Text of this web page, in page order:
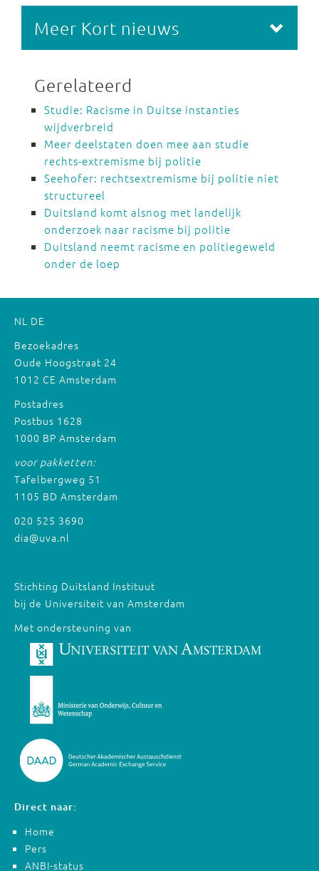
Meer Kort nieuws
Gerelateerd
Studie: Racisme in Duitse instanties
wijdverbreid
Meer deelstaten doen mee aan studie
rechts-extremisme bij politie
Seehofer: rechtsextremisme bij politie niet
structureel
Duitsland komt alsnog met landelijk
onderzoek naar racisme bij politie
Duitsland neemt racisme en politiegeweld
onder de loep
NL DE
Bezoekadres
Oude Hoogstraat 24
1012 CE Amsterdam
Postadres
Postbus 1628
1000 BP Amsterdam
voor pakketten:
Tafelbergweg 51
1105 BD Amsterdam
020 525 3690
dia@uva.nl
Stichting Duitsland Instituut
bij de Universiteit van Amsterdam
Met ondersteuning van
Direct naar:
Home
Pers
ANBI-status